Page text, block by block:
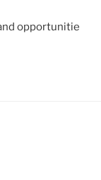
opportunitie